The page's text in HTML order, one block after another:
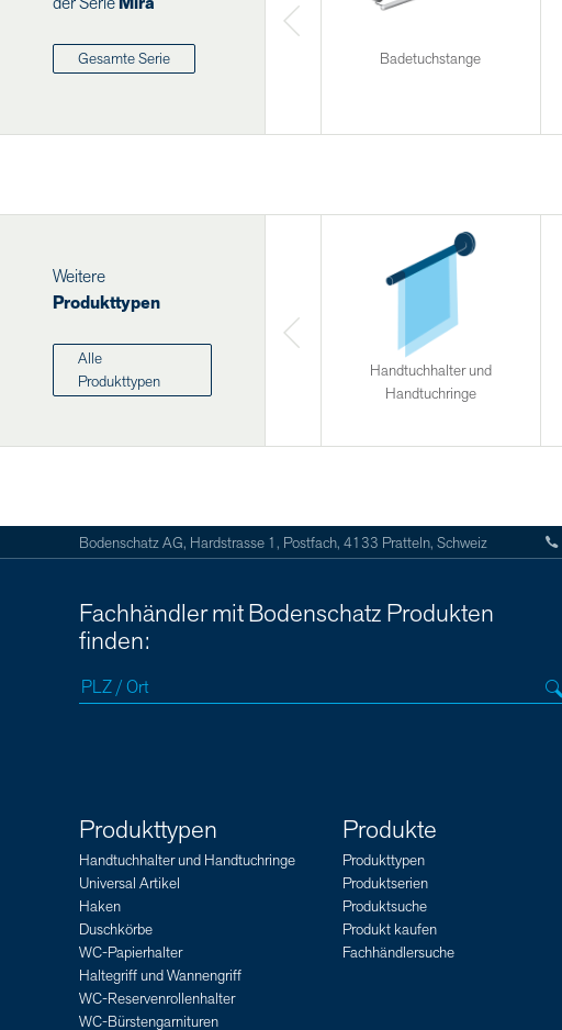
Gesamte Serie Badetuchstange
Weitere
Produkttypen
Alle
Produkttypen
Handtuchhalter und
Handtuchringe
Bodenschatz AG, Hardstrasse 1, Postfach, 4133 Pratteln, Schweiz
Fachhändler mit Bodenschatz Produkten
finden:
Produkttypen
Handtuchhalter und Handtuchringe
Universal Artikel
Haken
Duschkörbe
WC-Papierhalter
Haltegriff und Wannengriff
WC-Reservenrollenhalter
WC-Bürstengarnituren
Produkte
Produkttypen
Produktserien
Produktsuche
Produkt kaufen
Fachhändlersuche